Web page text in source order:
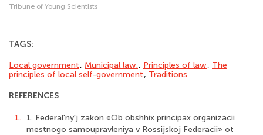
Tribune of Young Scientists
TAGS:
Local government, Municipal law., Principles of law, The
principles of local self-govern­ment, Traditions
REFERENCES
1.
1. Federal'ny'j zakon «Ob obshhix principax organizacii
mestnogo samoupravleniya v Rossijskoj Federacii» ot